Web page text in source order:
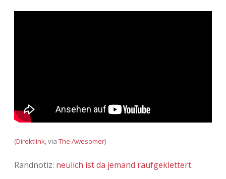
Adventskalender 2018
Adventskalender 2019
Adventskalender 2020
(Direktlink, viaThe Awesomer)
Randnotiz: neulich ist da jemand raufgeklettert.